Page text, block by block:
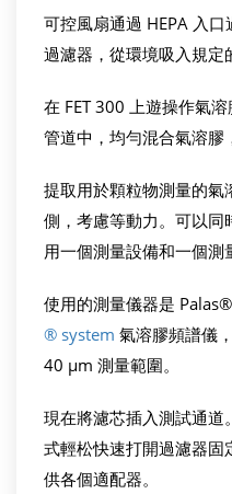
可控風扇通過 HEPA 入
過濾器，從環境吸入規定
在 FET 300 上遊操作氣
管道中，均勻混合氣溶膠
提取用於顆粒物測量的氣
側，考慮等動力。可以同
用一個測量設備和一個測
使用的測量儀器是 Palas®
® system 氣溶膠頻譜儀
40 µm 測量範圍。
現在將濾芯插入測試通
式輕松快速打開過濾器固
供各個適配器。